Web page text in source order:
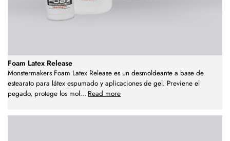
Foam Latex Release
Monstermakers Foam Latex Release es un desmoldeante a base de
estearato para látex espumado y aplicaciones de gel. Previene el
pegado, protege los mol... Read more